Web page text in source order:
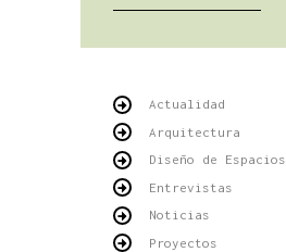
Actualidad
Arquitectura
Diseño de Espacios
Entrevistas
Noticias
Proyectos